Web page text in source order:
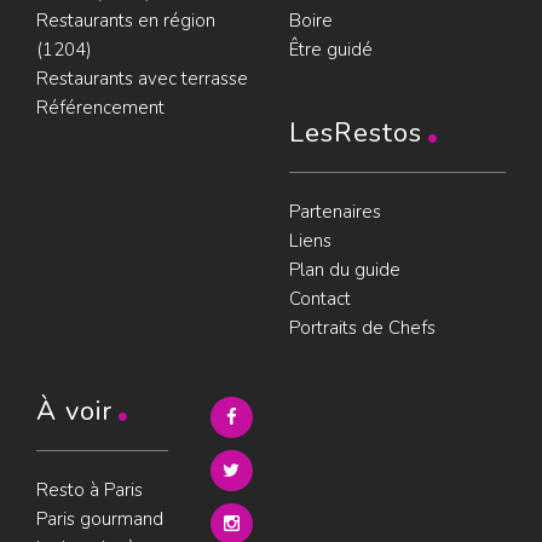
Restaurants en région
(1204)
Restaurants avec terrasse
Référencement
Boire
Être guidé
LesRestos
Partenaires
Liens
Plan du guide
Contact
Portraits de Chefs
À voir
Resto à Paris
Paris gourmand